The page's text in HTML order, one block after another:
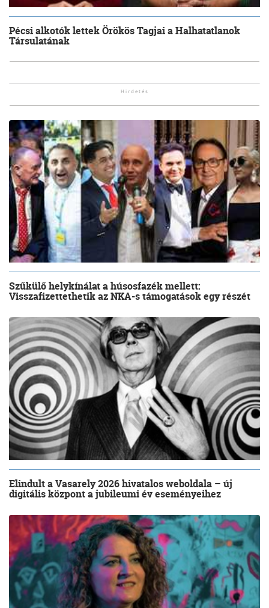
Pécsi alkotók lettek Örökös Tagjai a Halhatatlanok
Társulatának
Szűkülő helykínálat a húsosfazék mellett:
Visszafizettethetik az NKA-s támogatások egy részét
Elindult a Vasarely 2026 hivatalos weboldala – új
digitális központ a jubileumi év eseményeihez